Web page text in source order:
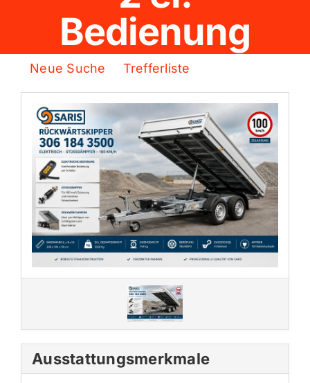
Bedienung
Neue Suche Trefferliste
Ausstattungsmerkmale